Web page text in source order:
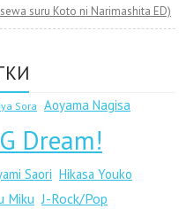
suru Koto ni Narimashita ED)
Sora Aoyama Nagisa
Dream!
Saori Hikasa Youko
Miku J-Rock/Pop